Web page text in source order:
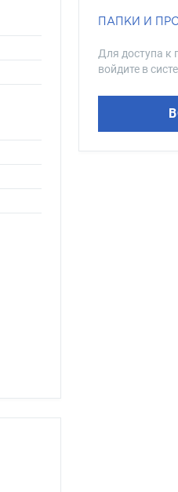
ПАПКИ И
Для доступа к
войдите в